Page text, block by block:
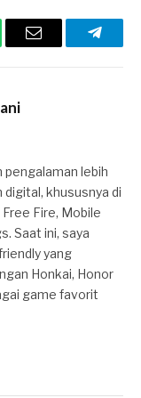
Email
lebih
digital, khususnya di
Fire, Mobile
Saat ini, saya
yang
Honkai, Honor
game favorit